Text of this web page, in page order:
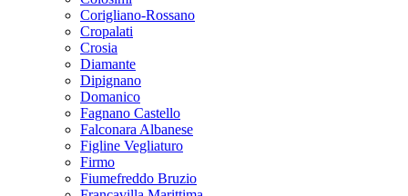
Corigliano-Rossano
Cropalati
Crosia
Diamante
Dipignano
Domanico
Fagnano Castello
Falconara Albanese
Figline Vegliaturo
Firmo
Fiumefreddo Bruzio